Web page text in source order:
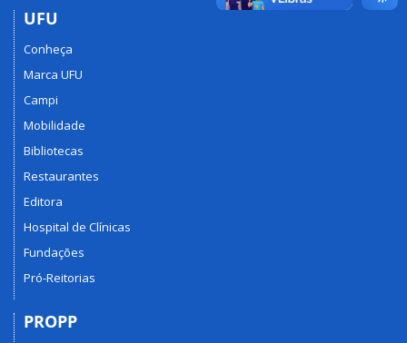
UFU
Conheça
Marca UFU
Campi
Mobilidade
Bibliotecas
Restaurantes
Editora
Hospital de Clínicas
Fundações
Pró-Reitorias
PROPP